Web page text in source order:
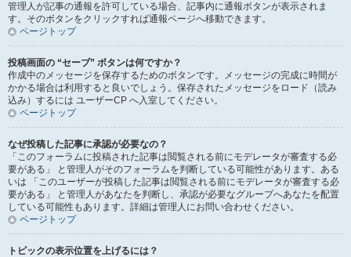
管理人が記事の通報を許可している場合、記事内に通報ボタンが表示されま
す。そのボタンをクリックすれば通報ページへ移動できます。
ページトップ
投稿画面の “セーブ” ボタンは何ですか？
作成中のメッセージを保存するためのボタンです。メッセージの完成に時間が
かかる場合は利用すると良いでしょう。保存されたメッセージをロード（読み
込み）するには ユーザーCP へ入室してください。
ページトップ
なぜ投稿した記事に承認が必要なの？
「このフォーラムに投稿された記事は閲覧される前にモデレータが審査する必
要がある」 と管理人がそのフォーラムを判断している可能性があります。ある
いは 「このユーザーが投稿した記事は閲覧される前にモデレータが審査する必
要がある」 と管理人があなたを判断し、承認が必要なグループへあなたを配置
している可能性もあります。詳細は管理人にお問い合わせください。
ページトップ
トピックの表示位置を上げるには？